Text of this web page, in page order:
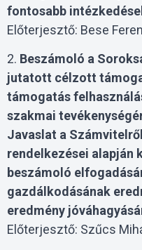
fontosabb
Előterjesztő: Bese
2. Beszámoló a
jutatott célzott
támogatás
szakmai
Javaslat a
rendelkezései alapján
beszámoló
gazdálkodásának
eredmény
Előterjesztő: Szűcs